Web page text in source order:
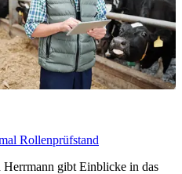
Rollenprüfstand
gibt Einblicke in das